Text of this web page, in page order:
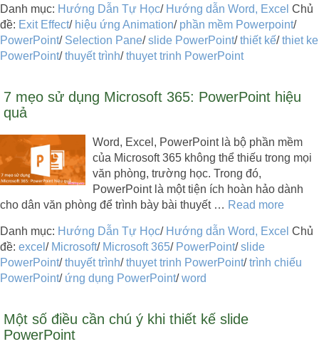
Danh mục: Hướng Dẫn Tự Học/ Hướng dẫn Word, Excel Chủ
đề: Exit Effect/ hiệu ứng Animation/ phần mềm Powerpoint/
PowerPoint/ Selection Pane/slide PowerPoint/thiết kế/thiet ke
PowerPoint/thuyết trình/thuyet trinh PowerPoint
7 mẹo sử dụng Microsoft 365: PowerPoint hiệu
quả
Word, Excel, PowerPoint là bộ phần mềm
của Microsoft 365 không thể thiếu trong mọi
văn phòng, trường học. Trong đó,
PowerPoint là một tiện ích hoàn hảo dành
cho dân văn phòng để trình bày bài thuyết … Read more
Danh mục: Hướng Dẫn Tự Học/ Hướng dẫn Word, Excel Chủ
đề: excel / Microsoft/ Microsoft 365/ PowerPoint/slide
PowerPoint/thuyết trình/thuyet trinh PowerPoint/trình chiếu
PowerPoint/ ứng dụng PowerPoint/word
Một số điều cần chú ý khi thiết kế slide
PowerPoint